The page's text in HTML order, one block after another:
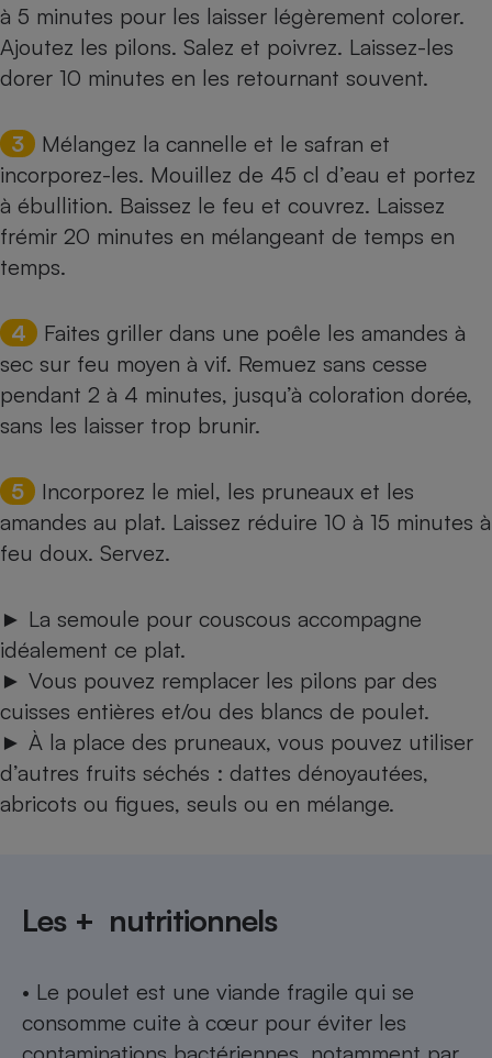
à 5 minutes pour les laisser légèrement colorer.
Ajoutez les pilons. Salez et poivrez. Laissez-les
dorer 10 minutes en les retournant souvent.
3 Mélangez la cannelle et le safran et
incorporez-les. Mouillez de 45 cl d’eau et portez
à ébullition. Baissez le feu et couvrez. Laissez
frémir 20 minutes en mélangeant de temps en
temps.
4 Faites griller dans une poêle les amandes à
sec sur feu moyen à vif. Remuez sans cesse
pendant 2 à 4 minutes, jusqu’à coloration dorée,
sans les laisser trop brunir.
5 Incorporez le miel, les pruneaux et les
amandes au plat. Laissez réduire 10 à 15 minutes à
feu doux. Servez.
► La semoule pour couscous accompagne
idéalement ce plat.
► Vous pouvez remplacer les pilons par des
cuisses entières et/ou des blancs de poulet.
► À la place des pruneaux, vous pouvez utiliser
d’autres fruits séchés : dattes dénoyautées,
abricots ou figues, seuls ou en mélange.
Les + nutritionnels
• Le poulet est une viande fragile qui se
consomme cuite à cœur pour éviter les